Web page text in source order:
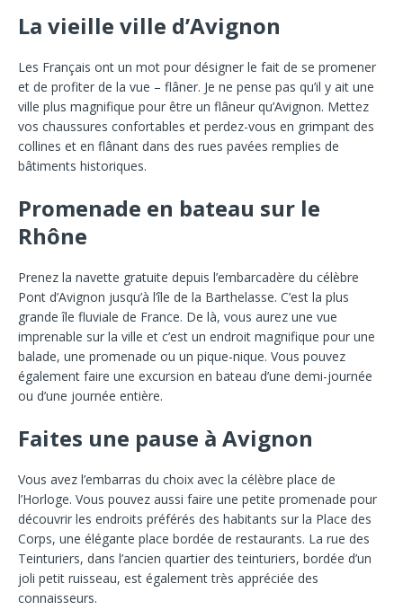
La vieille ville d’Avignon
Les Français ont un mot pour désigner le fait de se promener
et de profiter de la vue – flâner. Je ne pense pas qu’il y ait une
ville plus magnifique pour être un flâneur qu’Avignon. Mettez
vos chaussures confortables et perdez-vous en grimpant des
collines et en flânant dans des rues pavées remplies de
bâtiments historiques.
Promenade en bateau sur le
Rhône
Prenez la navette gratuite depuis l’embarcadère du célèbre
Pont d’Avignon jusqu’à l’île de la Barthelasse. C’est la plus
grande île fluviale de France. De là, vous aurez une vue
imprenable sur la ville et c’est un endroit magnifique pour une
balade, une promenade ou un pique-nique. Vous pouvez
également faire une excursion en bateau d’une demi-journée
ou d’une journée entière.
Faites une pause à Avignon
Vous avez l’embarras du choix avec la célèbre place de
l’Horloge. Vous pouvez aussi faire une petite promenade pour
découvrir les endroits préférés des habitants sur la Place des
Corps, une élégante place bordée de restaurants. La rue des
Teinturiers, dans l’ancien quartier des teinturiers, bordée d’un
joli petit ruisseau, est également très appréciée des
connaisseurs.